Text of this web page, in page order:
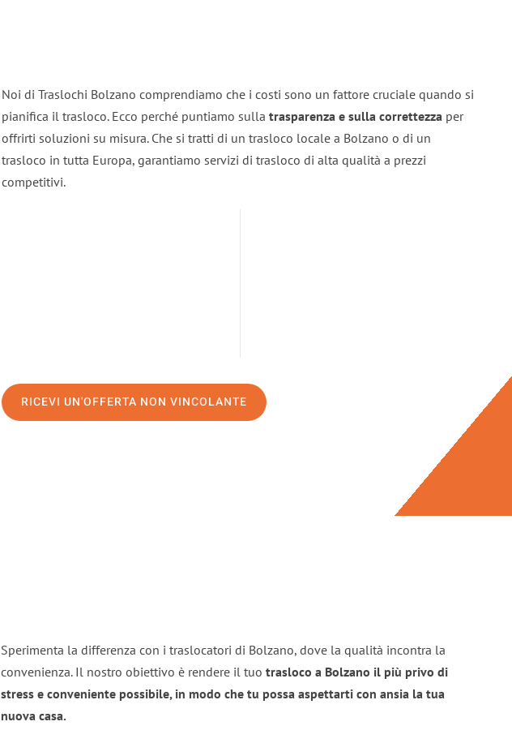
Noi di Traslochi Bolzano comprendiamo che i costi sono un fattore cruciale quando si
pianifica il trasloco. Ecco perché puntiamo sulla trasparenza e sulla correttezza per
offrirti soluzioni su misura. Che si tratti di un trasloco locale a Bolzano o di un
trasloco in tutta Europa, garantiamo servizi di trasloco di alta qualità a prezzi
competitivi.
RICEVI UN'OFFERTA NON VINCOLANTE
Sperimenta la differenza con i traslocatori di Bolzano, dove la qualità incontra la
convenienza. Il nostro obiettivo è rendere il tuo trasloco a Bolzano il più privo di
stress e conveniente possibile, in modo che tu possa aspettarti con ansia la tua
nuova casa.